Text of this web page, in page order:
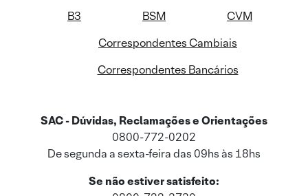
B3 BSM
CVM
Correspondentes Cambiais
Correspondentes Bancários
SAC - Dúvidas, Reclamações e Orientações
0800-772-0202
De segunda a sexta-feira das 09hs às 18hs
Se não estiver satisfeito: